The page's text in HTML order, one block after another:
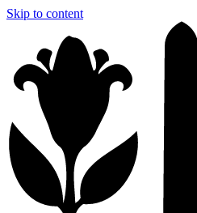
Skip to content